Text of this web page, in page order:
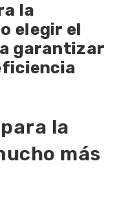
la
elegir el
garantizar
la
más